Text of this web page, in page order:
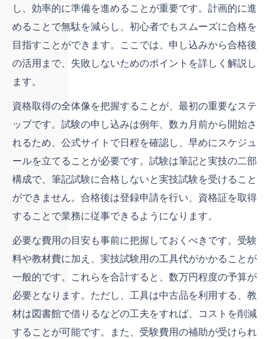
し、効率的に準備を進めることが重要です。計画的に進
めることで無駄を減らし、初心者でもスムーズに合格を
目指すことができます。ここでは、申し込みから合格後
の活用まで、失敗しないためのポイントを詳しく解説し
ます。
資格取得の全体像を把握することが、最初の重要なステ
ップです。試験の申し込みは例年、数カ月前から開始さ
れるため、公式サイトで日程を確認し、早めにスケジュ
ールを立てることが必要です。試験は筆記と実技の二部
構成で、筆記試験に合格しないと実技試験を受けること
ができません。合格後は登録申請を行い、資格証を取得
することで業務に従事できるようになります。
必要な費用の目安も事前に把握しておくべきです。受験
料や教材費に加え、実技試験用の工具代がかかることが
一般的です。これらを合計すると、数万円程度の予算が
必要となります。ただし、工具は中古品を利用する、教
材は図書館で借りるなどの工夫をすれば、コストを削減
することが可能です。また、受験費用の補助が受けられ